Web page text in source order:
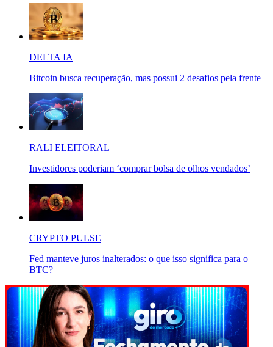
DELTA IA
Bitcoin busca recuperação, mas possui 2 desafios pela frente
RALI ELEITORAL
Investidores poderiam ‘comprar bolsa de olhos vendados’
CRYPTO PULSE
Fed manteve juros inalterados: o que isso significa para o
BTC?